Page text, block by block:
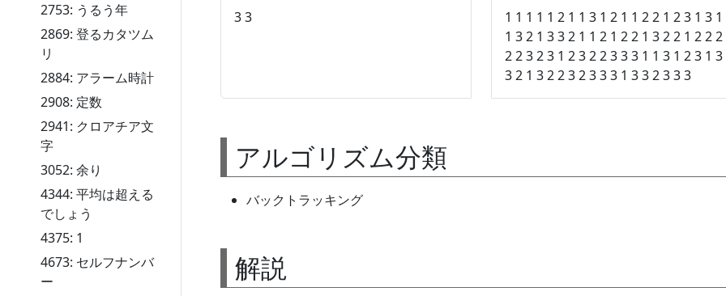
2753: うるう年
2869: 登るカタツム
リ
2884: アラーム時計
2908: 定数
2941: クロアチア文
字
3052: 余り
4344: 平均は超える
でしょう
4375: 1
4673: セルフナンバ
ー
3 3
1 1 1 1 1 2 1 1 3 1 2 1 1 2 2 1 2 3 1 3 1
1 3 2 1 3 3 2 1 1 2 1 2 2 1 3 2 2 1 2 2 2
2 2 3 2 3 1 2 3 2 2 3 3 3 1 1 3 1 2 3 1 3
3 2 1 3 2 2 3 2 3 3 3 1 3 3 2 3 3 3
アルゴリズム分類
バックトラッキング
解説